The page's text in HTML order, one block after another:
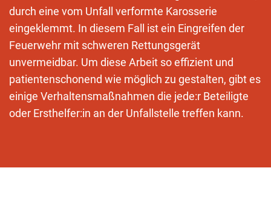
durch eine vom Unfall verformte Karosserie
eingeklemmt. In diesem Fall ist ein Eingreifen der
Feuerwehr mit schweren Rettungsgerät
unvermeidbar. Um diese Arbeit so effizient und
patientenschonend wie möglich zu gestalten, gibt es
einige Verhaltensmaßnahmen die jede:r Beteiligte
oder Ersthelfer:in an der Unfallstelle treffen kann.